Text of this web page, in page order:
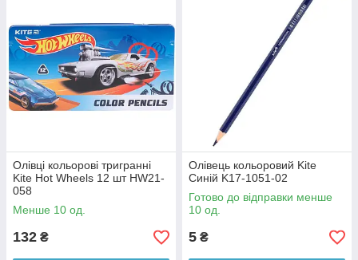
Олівці кольорові тригранні
Kite Hot Wheels 12 шт HW21-
058
Менше 10 од.
132 ₴
Олівець кольоровий Kite
Синій K17-1051-02
Готово до відправки менше
10 од.
5 ₴